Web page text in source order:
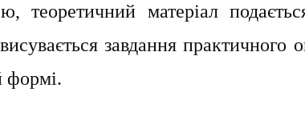
теоретичний матеріал
завдання практичного
формі.